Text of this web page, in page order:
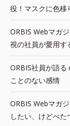
役！マスクに色移
ORBIS Webマガ
視の社員が愛用す
ORBIS社員が語
ことのない感情
ORBIS Webマガ
したい、けどべ